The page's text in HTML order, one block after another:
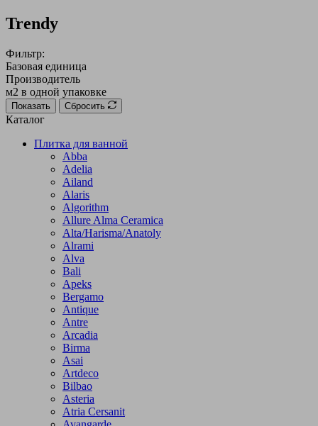
Trendy
Фильтр:
Базовая единица
Производитель
м2 в одной упаковке
Показать Сбросить
Каталог
Плитка для ванной
Abba
Adelia
Ailand
Alaris
Algorithm
Allure Alma Ceramica
Alta/Harisma/Anatoly
Alrami
Alva
Bali
Apeks
Bergamo
Antique
Antre
Arcadia
Birma
Asai
Artdeco
Bilbao
Asteria
Atria Cersanit